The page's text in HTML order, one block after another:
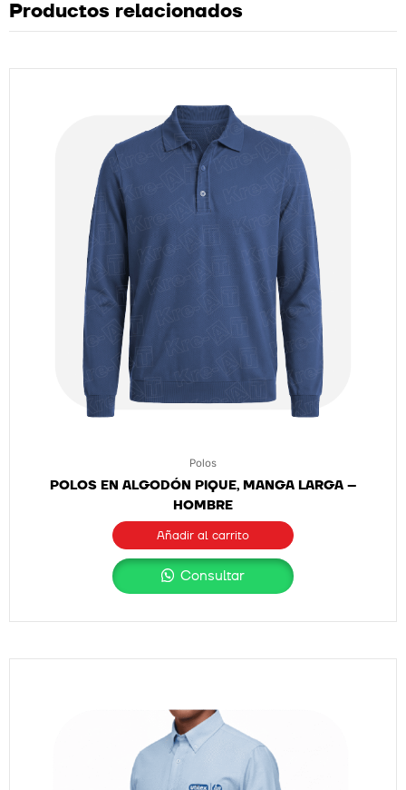
Productos relacionados
Polos
POLOS EN ALGODÓN PIQUE, MANGA LARGA –
HOMBRE
Añadir al carrito
Consultar